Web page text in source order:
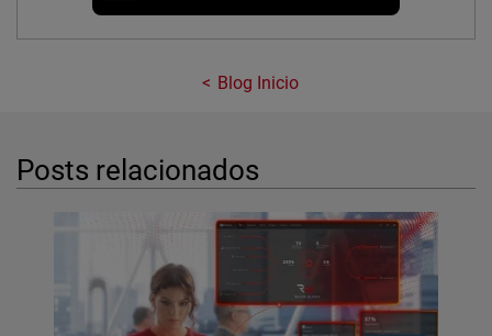
Blog Inicio
Posts relacionados